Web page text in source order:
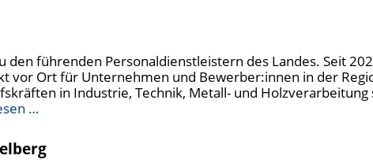
den führenden Personaldienstleistern des Landes. Seit
vor Ort für Unternehmen und Bewerber:innen in der
in Industrie, Technik, Metall- und
…